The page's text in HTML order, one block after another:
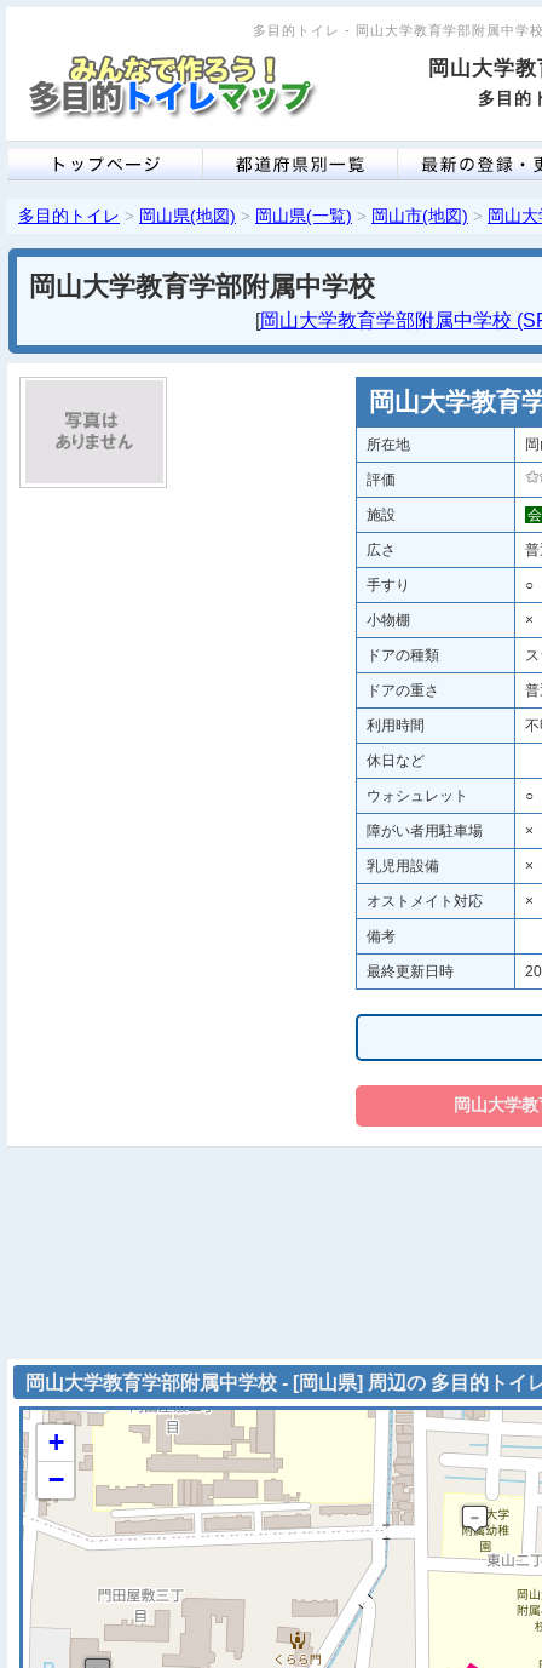
多目的トイレ - 岡山大学教育学部附属中
岡山大学
多目的
多目的トイレ > 岡山県(地図) > 岡山県(一覧) > 岡山市(地図) > 岡山
岡山大学教育学部附属中学校
[岡山大学教育学部附属中学校
岡山大学教育
所在地
評価
施設 会
広さ
手すり ○
小物棚 ×
ドアの種類
ドアの重さ
利用時間 不
休日など
ウォシュレット ○
障がい者用駐車場 ×
乳児用設備 ×
オストメイト対応 ×
備考
最終更新日時
岡山大学教育学部附属中学校 - [岡山県] 周辺の 多目的トイ
+
−